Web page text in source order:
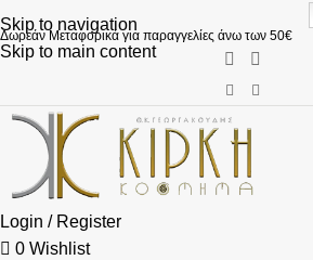
Skip to navigation
Skip to main content
Δωρεάν Μεταφορικά για παραγγελίες άνω των 50€
Login / Register
0 Wishlist